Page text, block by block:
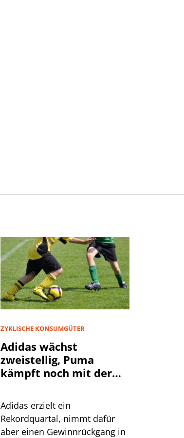
ZYKLISCHE KONSUMGÜTER
Adidas wächst
zweistellig, Puma
kämpft noch mit der
Adidas erzielt ein
Rekordquartal, nimmt dafür
aber einen Gewinnrückgang in